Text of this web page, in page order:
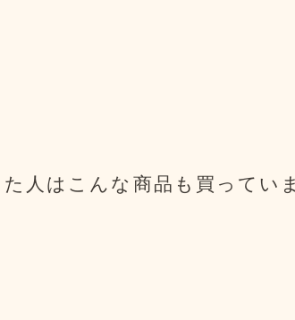
人は こんな商品も買ってい